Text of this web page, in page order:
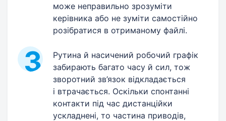
може неправильно зрозуміти
керівника або не зуміти самостійно
розібратися в отриманому файлі.
Рутина й насичений робочий графік
забирають багато часу й сил, тож
зворотний зв’язок відкладається
і втрачається. Оскільки спонтанні
контакти під час дистанційки
ускладнені, то частина приводів,